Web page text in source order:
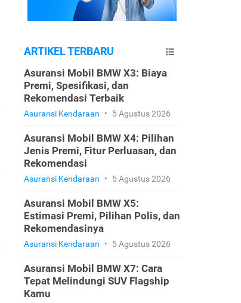
ARTIKEL TERBARU
Asuransi Mobil BMW X3: Biaya
Premi, Spesifikasi, dan
Rekomendasi Terbaik
Asuransi Kendaraan • 5 Agustus 2026
Asuransi Mobil BMW X4: Pilihan
Jenis Premi, Fitur Perluasan, dan
Rekomendasi
Asuransi Kendaraan • 5 Agustus 2026
Asuransi Mobil BMW X5:
Estimasi Premi, Pilihan Polis, dan
Rekomendasinya
Asuransi Kendaraan • 5 Agustus 2026
Asuransi Mobil BMW X7: Cara
Tepat Melindungi SUV Flagship
Kamu